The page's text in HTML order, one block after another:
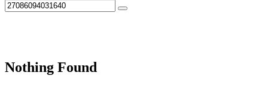
Nothing Found